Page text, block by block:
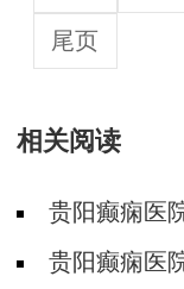
尾页
相关阅读
贵阳癫痫医
贵阳癫痫医